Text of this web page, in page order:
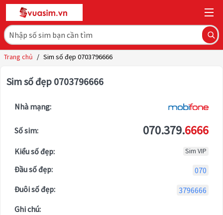
Trang chủ / Sim số đẹp 0703796666
Sim số đẹp 0703796666
Nhà mạng:
Số sim: 070.379.6666
Kiểu số đẹp: Sim VIP
Đầu số đẹp:
070
Đuôi số đẹp:
3796666
Ghi chú: